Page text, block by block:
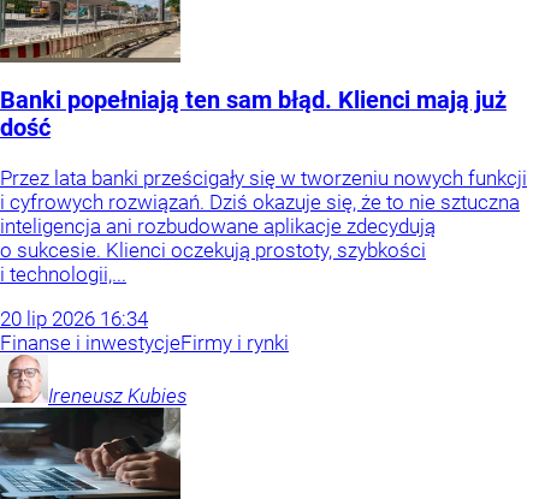
Banki popełniają ten sam błąd. Klienci mają już
dość
Przez lata banki prześcigały się w tworzeniu nowych funkcji
i cyfrowych rozwiązań. Dziś okazuje się, że to nie sztuczna
inteligencja ani rozbudowane aplikacje zdecydują
o sukcesie. Klienci oczekują prostoty, szybkości
i technologii,...
20 lip 2026 16:34
Finanse i inwestycjeFirmy i rynki
Ireneusz Kubies